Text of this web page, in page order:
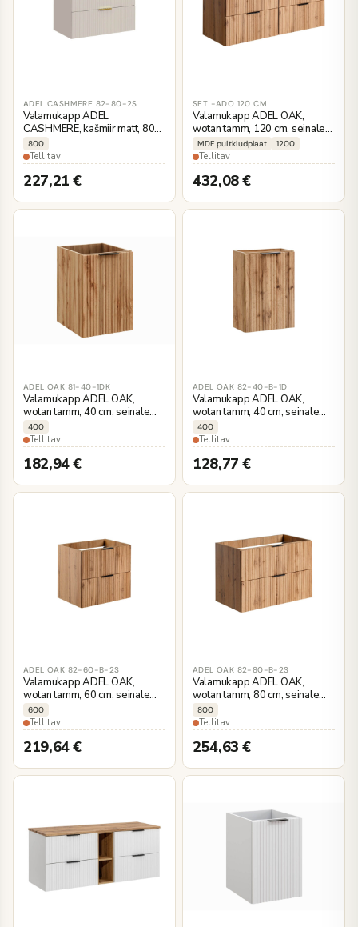
ADEL CASHMERE 82-80-2S
Valamukapp ADEL
CASHMERE, kašmiir matt, 80
cm, seinale kinnitatav
800
Tellitav
227,21€
SET -ADO 120 CM
Valamukapp ADEL OAK,
wotan tamm, 120 cm, seinale
kinnitatav
MDF puitkiudplaat 1200
Tellitav
432,08€
ADEL OAK 81-40-1DK
Valamukapp ADEL OAK,
wotan tamm, 40 cm, seinale
kinnitatav
400
Tellitav
182,94€
ADEL OAK 82-40-B-1D
Valamukapp ADEL OAK,
wotan tamm, 40 cm, seinale
kinnitatav
400
Tellitav
128,77€
ADEL OAK 82-60-B-2S
Valamukapp ADEL OAK,
wotan tamm, 60 cm, seinale
kinnitatav
600
Tellitav
219,64€
ADEL OAK 82-80-B-2S
Valamukapp ADEL OAK,
wotan tamm, 80 cm, seinale
kinnitatav
800
Tellitav
254,63€